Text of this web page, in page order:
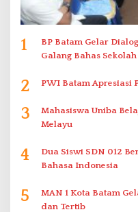
1
BP Batam Gelar
Galang Bahas
2 PWI Batam Apresiasi
3
Mahasiswa Uniba
Melayu
4
Dua Siswi SDN 012
Bahasa Indonesia
5
MAN 1 Kota Batam
dan Tertib